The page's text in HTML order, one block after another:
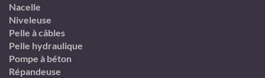
Nacelle
Niveleuse
Pelle à câbles
Pelle hydraulique
Pompe à béton
Répandeuse